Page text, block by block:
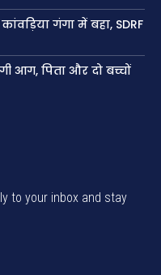
गंगा में बहा, SDRF
आग, पिता और दो बच्चों
to your inbox and stay